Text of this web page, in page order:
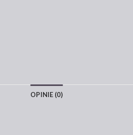
OPINIE (0)